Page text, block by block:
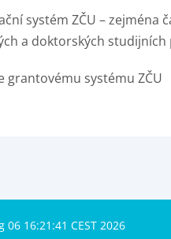
ZČU – zejména
a doktorských
grantovému systému ZČU
16:21:41 CEST 2026